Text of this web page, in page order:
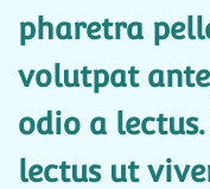
pharetra
volutpat
odio a
lectus ut